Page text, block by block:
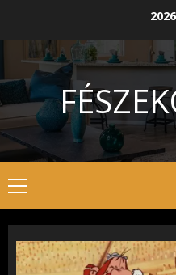
Primary
Menu